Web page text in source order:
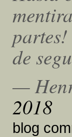
de
—
2018
blog